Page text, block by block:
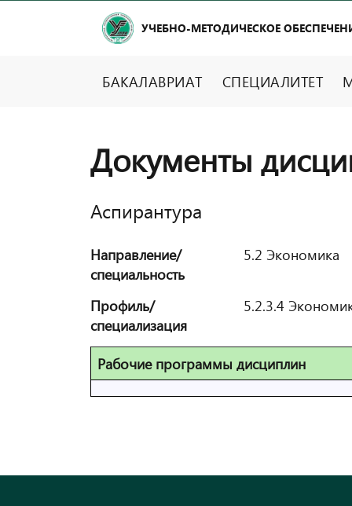
УЧЕБНО-МЕТОДИЧЕСКОЕ
БАКАЛАВРИАТ СПЕЦИАЛИТЕТ
Документы
Аспирантура
Направление/
специальность
5.2 Экономика
Профиль/
специализация
5.2.3.4
Рабочие программы дисциплин